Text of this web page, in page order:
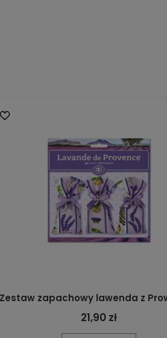
zapachowy lawenda z
21,90 zł